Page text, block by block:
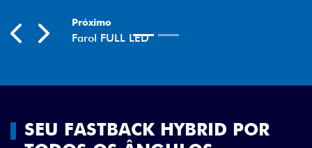
SEU FASTBACK HYBRID POR